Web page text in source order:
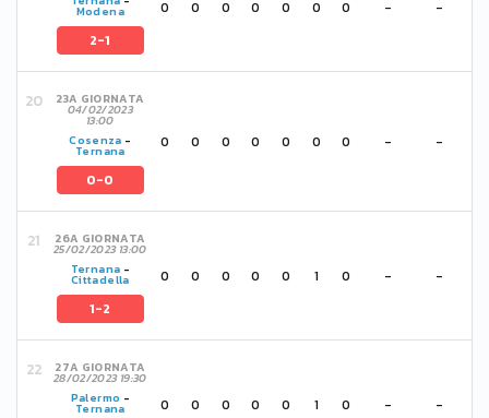
Modena
2-1
0 0 0 0 0 0 0 - -
23A GIORNATA
04/02/2023
13:00
Cosenza -
Ternana
0-0
0 0 0 0 0 0 0 - -
26A GIORNATA
25/02/2023 13:00
Ternana -
Cittadella
1-2
0 0 0 0 0 1 0 - -
27A GIORNATA
28/02/2023 19:30
Palermo -
Ternana 0 0 0 0 0 1 0 - -